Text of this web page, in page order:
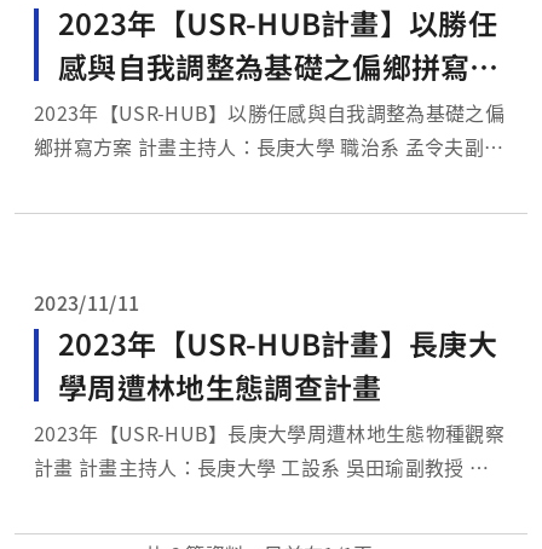
2023年【USR-HUB計畫】以勝任
感與自我調整為基礎之偏鄉拼寫方
案
2023年【USR-HUB】以勝任感與自我調整為基礎之偏
鄉拼寫方案 計畫主持人：長庚大學 職治系 孟令夫副教
主性低且對書寫的勝任感不足，目前也缺乏適切的介入
2023/11/11
2023年【USR-HUB計畫】長庚大
學周遭林地生態調查計畫
2023年【USR-HUB】長庚大學周遭林地生態物種觀察
計畫 計畫主持人：長庚大學 工設系 吳田瑜副教授 團
工商系 李怡禛副教授 計畫...